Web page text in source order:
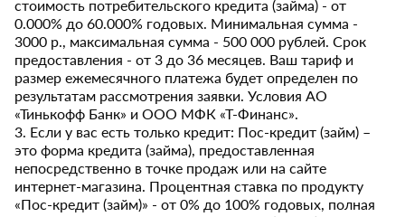
стоимость потребительского кредита (займа) - от
0.000% до 60.000% годовых. Минимальная сумма -
3000 р., максимальная сумма - 500 000 рублей. Срок
предоставления - от 3 до 36 месяцев. Ваш тариф и
размер ежемесячного платежа будет определен по
результатам рассмотрения заявки. Условия АО
«Тинькофф Банк» и ООО МФК «Т-Финанс».
3. Если у вас есть только кредит: Пос-кредит (займ) –
это форма кредита (займа), предоставленная
непосредственно в точке продаж или на сайте
интернет-магазина. Процентная ставка по продукту
«Пос-кредит (займ)» - от 0% до 100% годовых, полная